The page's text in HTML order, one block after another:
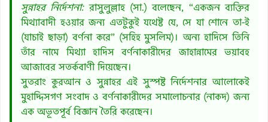
সুন্নাহর নির্দেশনা:রাসুলুল্লাহ (সা.) বলেছেন, “একজন ব্যক্তির
মিথ্যাবাদী হওয়ার জন্য এতটুকুই যথেষ্ট যে, সে যা শোনে তা-ই
(যাচাই ছাড়া) বর্ণনা করে” (সহিহ মুসলিম)। অন্য হাদিসে তিনি
তাঁর নামে মিথ্যা হাদিস বর্ণনাকারীদের জাহান্নামের ভয়াবহ
আজাবের সতর্কবাণী দিয়েছেন।
সুতরাং কুরআন ও সুন্নাহর এই সুস্পষ্ট নির্দেশনার আলোকেই
মুহাদ্দিসগণ সংবাদ ও বর্ণনাকারীদের সমালোচনার (নাকদ) জন্য
এক অভূতপূর্ব বিজ্ঞান তৈরি করেছেন।